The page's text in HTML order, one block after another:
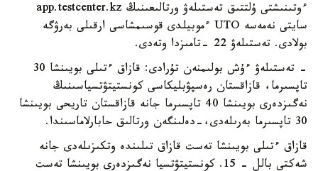
ءوتىنىشتى ۇلتتىق تەستىلەۋ ورتالىعىنىڭ app.testcenter.kz
سايتى نەمەسە UTO ءموبيلدى قوسىمشاسى ارقىلى بەرۋگە
بولادى. تەستىلەۋ 22 -تامىزدا وتەدى.
- تەستىلەۋ ءۇش بولىمنەن تۇرادى: قازاق ءتىلى بويىنشا 30
تاپسىرما، قازاقستان رەسپۋبليكاسى كونستيتۋتسياسىنىڭ
نەگىزدەرى بويىنشا 40 تاپسىرما جانە قازاقستان تاريحى بويىنشا
30 تاپسىرما بەرىلەدى،-دەلىنگەن ورتالىق حابارلاماسىندا.
قازاق ءتىلى بويىنشا تەست قازاق تىلىندە وتكىزىلەدى جانە
شەكتى بالل - 15. كونستيتۋتسيا نەگىزدەرى بويىنشا تەست